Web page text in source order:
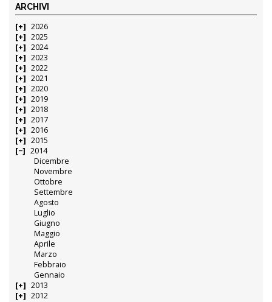
ARCHIVI
2026
2025
2024
2023
2022
2021
2020
2019
2018
2017
2016
2015
2014
Dicembre
Novembre
Ottobre
Settembre
Agosto
Luglio
Giugno
Maggio
Aprile
Marzo
Febbraio
Gennaio
2013
2012